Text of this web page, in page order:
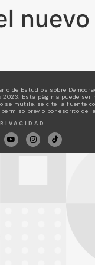
de Estudios sobre
2023. Esta página puede
se mutile, se cite la fuente
previo por escrito de